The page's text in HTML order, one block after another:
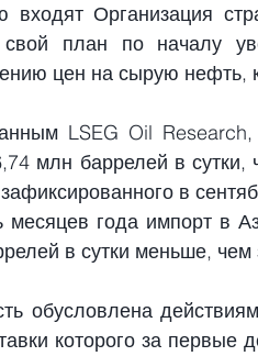
входят Организация
план по началу
цен на сырую нефть,
LSEG Oil
млн баррелей в
в
года импорт в
в сутки меньше,
обусловлена
которого за первые